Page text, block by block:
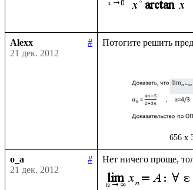
Alexx
#
21 дек. 2012
656 x
o_a
#
21 дек. 2012
Нет ничего проще,